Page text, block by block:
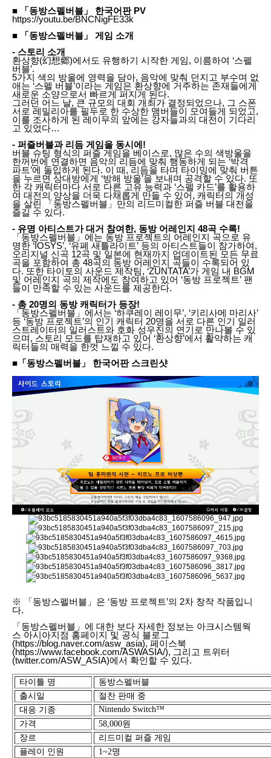
■ 「동방스펠버블」 한국어판 PV
https://youtu.be/BNCNigFE33k
■ 「동방스펠버블」 게임 소개
- 스토리 소개
환상향(幻想郷)에서도 유행하기 시작한 게임, 이름하여 ‘스펠
버블’.
5가지 색의 방울에 영력을 담아, 음악에 맞춰 던지고 부수며 없
애는 ‘스펠 버블’이라는 게임은 환상향에 거주하는 존재들에게
새로운 소양으로서 빠르게 퍼지게 된다.
그러던 어느 날, 큰 규모의 대회 개최가 결정되었으나, 그 스폰
서로 레밀리아를 필두로 한 수상한 맴버들이 모여들게 되었고,
이를 조사하게 된 레이무의 앞에는 강자들과의 대전이 기다리
고 있었다…
- 퍼즐버블과 리듬 게임을 동시에!
버블 슈팅 형식의 퍼즐 게임을 베이스로, 많은 수의 색방울을
한꺼번에 연결하면 음악의 리듬에 맞춰 행동하게 되는 ‘박격
파트’에 돌입하게 된다. 이 때, 리듬을 타며 타이밍에 맞춰 버튼
을 누르면 상대방에게 ‘방해 방울’을 보내며 공격할 수 있다. 또
한 각 캐릭터마다 서로 다른 고유 능력과 ‘스펠 카드’를 활용하
여 대전의 양상을 더욱 다채롭게 만들 수 있어, 캐릭터의 개성
을 살린 「동방스펠버블」만의 리드미컬한 퍼즐 버블 대전을
즐길 수 있다.
- 유명 아티스트가 대거 참여한, 동방 어레인지 48곡 수록!
「동방스펠버블」에는 동방 프로젝트의 어레인지 곡으로 유
명한 ‘IOSYS’, ‘유폐 새틀라이트’ 등의 아티스트들이 참가하여,
오리지널 신곡 12곡 및 일본에 현재까지 업데이트된 모든 무료
곡을 포함하여 총 48곡의 동방 어레인지 곡들이 수록되어 있
다. 또한 타이토의 사운드 제작팀, ‘ZUNTATA’가 게임 내 BGM
및 어레인지 곡의 제작에도 참여하고 있어 ‘동방 프로젝트’ 팬
들이 만족할 수 있는 사운드를 제공한다.
- 총 20명의 동방 캐릭터가 등장!
「동방스펠버블」에서는 ‘하쿠레이 레이무’, ‘키리사메 마리사’
등 ‘동방 프로젝트’의 인기 캐릭터 20명을 서로 다른 인기 일러
스트레이터의 일러스트와 호화 성우진의 연기로 만나볼 수 있
으며, 스토리 모드를 탑재하고 있어 ‘환상향’에서 활약하는 캐
릭터들의 매력을 한껏 느낄 수 있다.
■「동방스펠버블」 한국어판 스크린샷
※ 「동방스펠버블」은 ‘동방 프로젝트’의 2차 창작 작품입니
다.
「동방스펠버블」에 대한 보다 자세한 정보는 아크시스템웍
스 아시아지점 홈페이지 및 공식 블로그
(https://blog.naver.com/asw_asia), 페이스북
(https://www.facebook.com/ASWASIA/), 그리고 트위터
(twitter.com/ASW_ASIA)에서 확인할 수 있다.
타이틀 명
동방스펠버블
출시 일
절찬 판매 중
대응 기종
Nintendo Switch™
가격
58,000원
장르
리드미컬 퍼즐 게임
플레이 인원
1~2명